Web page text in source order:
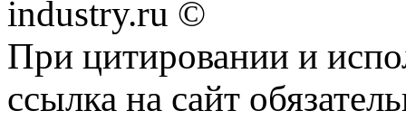
industry.ru ©
При цитировании и
ссылка на сайт